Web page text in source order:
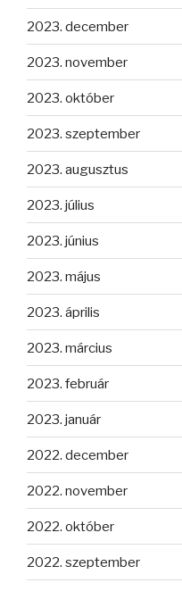
2023. december
2023. november
2023. október
2023. szeptember
2023. augusztus
2023. július
2023. június
2023. május
2023. április
2023. március
2023. február
2023. január
2022. december
2022. november
2022. október
2022. szeptember